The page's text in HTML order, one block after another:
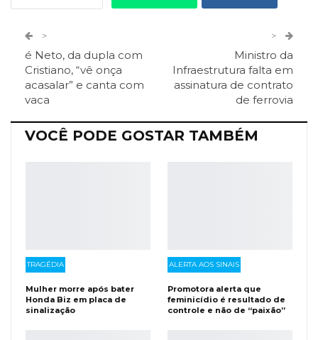
ReddIt
Facebook Messenger O email
>
é Neto, da dupla com
Cristiano, “vê onça
acasalar” e canta com
vaca
>
Ministro da
Infraestrutura falta em
assinatura de contrato
de ferrovia
VOCÊ PODE GOSTAR TAMBÉM
TRAGÉDIA
Mulher morre após bater
Honda Biz em placa de
sinalização
ALERTA AOS SINAIS
Promotora alerta que
feminicídio é resultado de
controle e não de “paixão”